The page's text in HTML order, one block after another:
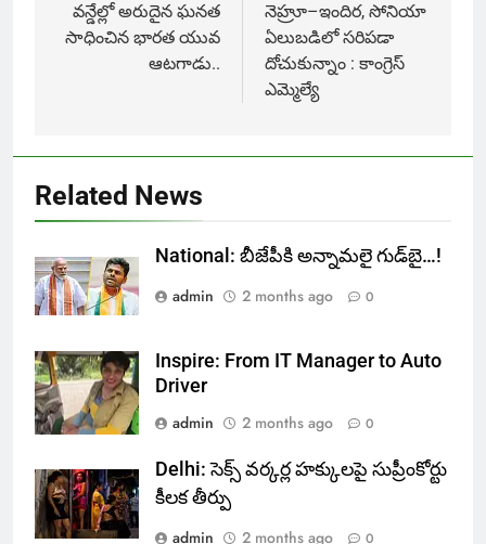
navigation
వన్డేల్లో అరుదైన ఘనత
సాధించిన భారత యువ
ఆటగాడు..
నెహ్రూ–ఇందిర, సోనియా
ఏలుబడిలో సరిపడా
దోచుకున్నాం : కాంగ్రెస్
ఎమ్మెల్యే
Related News
National: బీజేపీకి అన్నామలై గుడ్‌బై…!
admin
2 months ago 0
Inspire: From IT Manager to Auto
Driver
admin
2 months ago 0
Delhi: సెక్స్ వర్కర్ల హక్కులపై సుప్రీంకోర్టు
కీలక తీర్పు
admin
2 months ago 0